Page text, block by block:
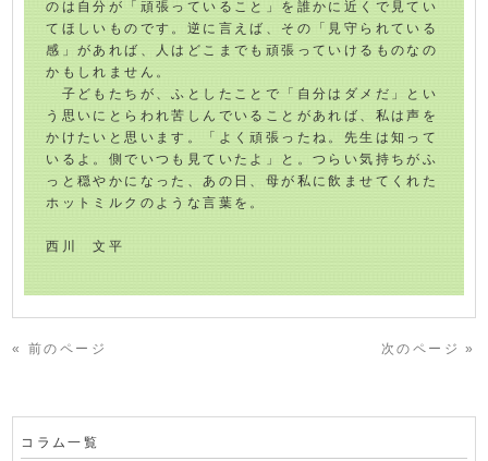
のは自分が「頑張っていること」を誰かに近くで見てい
てほしいものです。逆に言えば、その「見守られている
感」があれば、人はどこまでも頑張っていけるものなの
かもしれません。
子どもたちが、ふとしたことで「自分はダメだ」とい
う思いにとらわれ苦しんでいることがあれば、私は声を
かけたいと思います。「よく頑張ったね。先生は知って
いるよ。側でいつも見ていたよ」と。つらい気持ちがふ
っと穏やかになった、あの日、母が私に飲ませてくれた
ホットミルクのような言葉を。
西川 文平
« 前のページ 次のページ »
コラム一覧